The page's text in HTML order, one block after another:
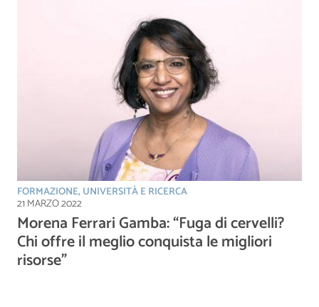
FORMAZIONE, UNIVERSITÀ E RICERCA
21 MARZO 2022
Morena Ferrari Gamba: “Fuga di cervelli?
Chi offre il meglio conquista le migliori
risorse”